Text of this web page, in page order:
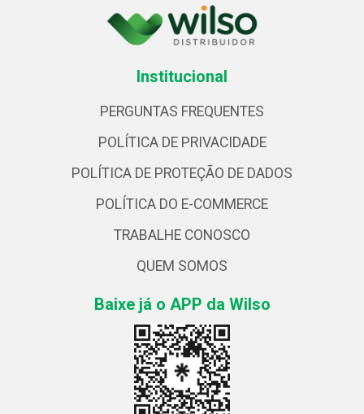
Institucional
PERGUNTAS FREQUENTES
POLÍTICA DE PRIVACIDADE
POLÍTICA DE PROTEÇÃO DE DADOS
POLÍTICA DO E-COMMERCE
TRABALHE CONOSCO
QUEM SOMOS
Baixe já o APP da Wilso